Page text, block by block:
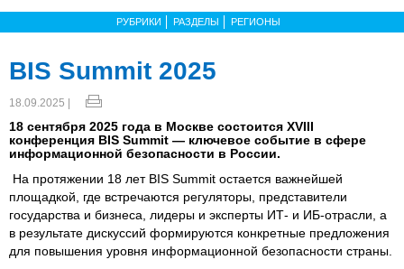
РУБРИКИ РАЗДЕЛЫ РЕГИОНЫ
BIS Summit 2025
18.09.2025 |
18 сентября 2025 года в Москве состоится ХVIII
конференция BIS Summit — ключевое событие в сфере
информационной безопасности в России.
На протяжении 18 лет BIS Summit остается важнейшей
площадкой, где встречаются регуляторы, представители
государства и бизнеса, лидеры и эксперты ИТ- и ИБ-отрасли, а
в результате дискуссий формируются конкретные предложения
для повышения уровня информационной безопасности страны.